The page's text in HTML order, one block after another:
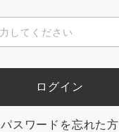
パスワードを忘れた方